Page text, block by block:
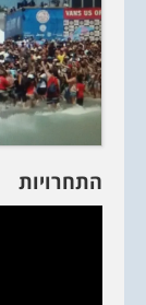
התחרויות